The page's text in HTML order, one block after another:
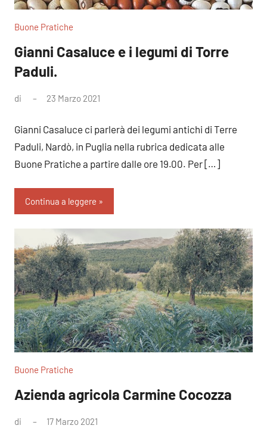
Buone Pratiche
Gianni Casaluce e i legumi di Torre
Paduli.
di 23 Marzo 2021
Gianni Casaluce ci parlerà dei legumi antichi di Terre
Paduli, Nardò, in Puglia nella rubrica dedicata alle
Buone Pratiche a partire dalle ore 19.00. Per […]
Continua a leggere
Buone Pratiche
Azienda agricola Carmine Cocozza
di 17 Marzo 2021